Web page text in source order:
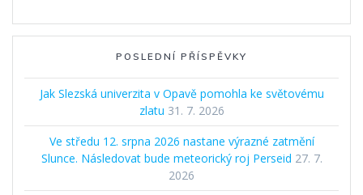
POSLEDNÍ PŘÍSPĚVKY
Jak Slezská univerzita v Opavě pomohla ke světovému
zlatu 31. 7. 2026
Ve středu 12. srpna 2026 nastane výrazné zatmění
Slunce. Následovat bude meteorický roj Perseid 27. 7.
2026